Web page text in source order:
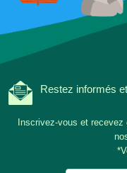
Restez informés
Inscrivez-vous et